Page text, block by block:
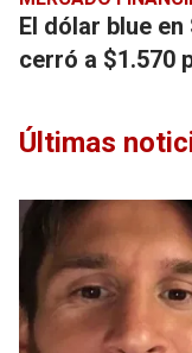
El dólar blue
cerró a $1.570
Últimas